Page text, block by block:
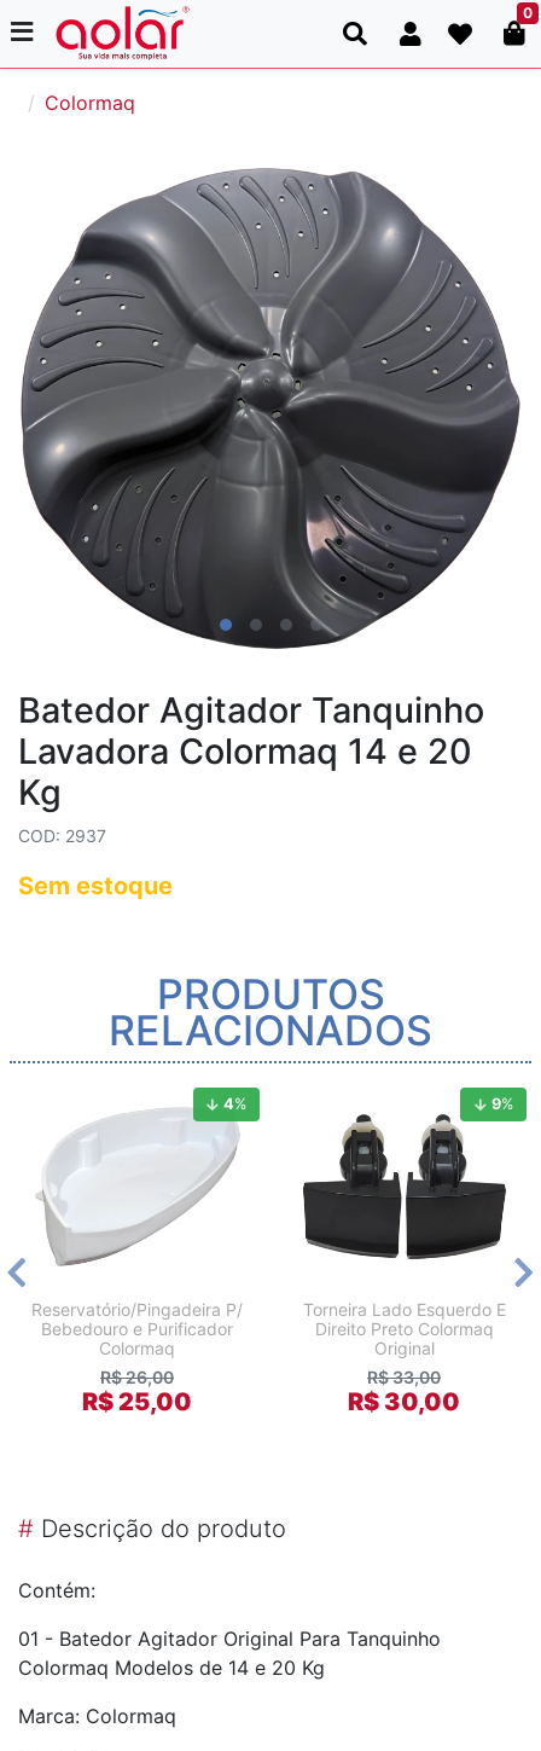
0
Colormaq
Batedor Agitador Tanquinho
Lavadora Colormaq 14 e 20
Kg
COD: 2937
Sem estoque
PRODUTOS
RELACIONADOS
4%
Reservatório/Pingadeira P/
Bebedouro e Purificador
Colormaq
R$ 26,00
R$ 25,00
9%
Torneira Lado Esquerdo E
Direito Preto Colormaq
Original
R$ 33,00
R$ 30,00
# Descrição do produto
Contém:
01 - Batedor Agitador Original Para Tanquinho
Colormaq Modelos de 14 e 20 Kg
Marca: Colormaq